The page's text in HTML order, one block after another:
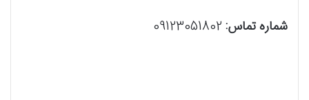
شماره تماس: